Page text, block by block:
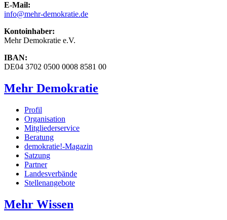
E-Mail:
info@mehr-demokratie.de
Kontoinhaber:
Mehr Demokratie e.V.
IBAN:
DE04 3702 0500 0008 8581 00
Mehr Demokratie
Profil
Organisation
Mitgliederservice
Beratung
demokratie!-Magazin
Satzung
Partner
Landesverbände
Stellenangebote
Mehr Wissen